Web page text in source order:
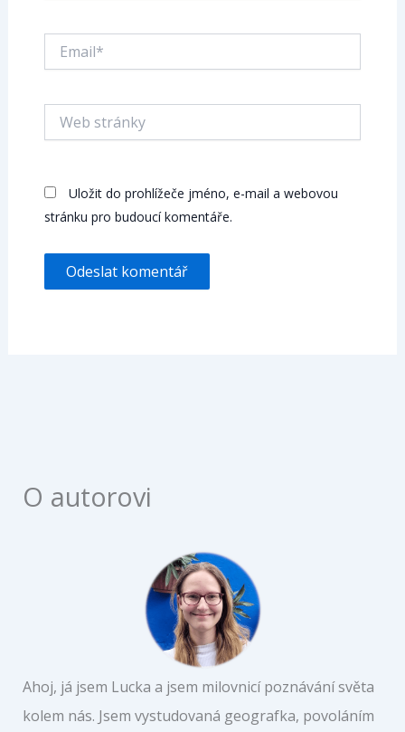
stránky
Uložit do prohlížeče jméno, e-mail a webovou
stránku pro budoucí komentáře.
O autorovi
Ahoj, já jsem Lucka a jsem milovnicí poznávání světa
kolem nás. Jsem vystudovaná geografka, povoláním